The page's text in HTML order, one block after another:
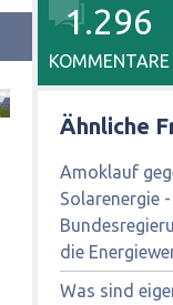
1.296
KOMMENTARE
Ähnliche
Amoklauf
Solarenergie -
die
Was sind